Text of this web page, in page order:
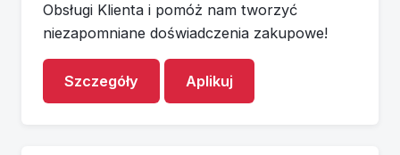
Obsługi Klienta i pomóż nam tworzyć
niezapomniane doświadczenia zakupowe!
Szczegóły Aplikuj